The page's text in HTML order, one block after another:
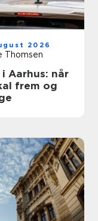
2026
Thomsen
i Aarhus: når
frem og